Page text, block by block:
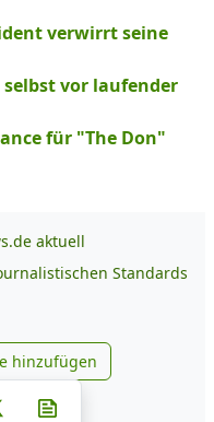
verwirrt seine
vor laufender
für "The Don"
aktuell
Standards
zu Google
hinzufügen
auf Whatsapp
Teilen auf Telegram
teilen
Post auf X